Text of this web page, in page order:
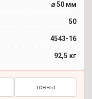
⌀ 50 мм
50
4543-16
92,5 кг
тонны